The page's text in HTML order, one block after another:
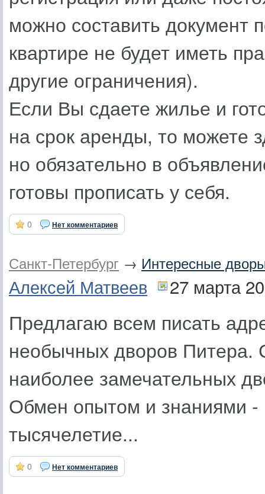
можно составить документ
квартире не будет иметь
другие ограничения).
Если Вы сдаете жилье и
на срок аренды, то можете
но обязательно в
готовы прописать у себя.
0 Нет комментариев
Санкт-Петербург → Интересные
Алексей Матвеев 27 марта
Предлагаю всем писать
необычных дворов Питера.
наиболее замечательных
Обмен опытом и знаниями -
тысячелетие...
0 Нет комментариев